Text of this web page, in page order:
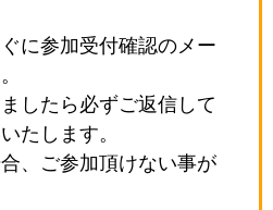
に参加受付確認のメー
したら必ずご返信して
たします。
、ご参加頂けない事が